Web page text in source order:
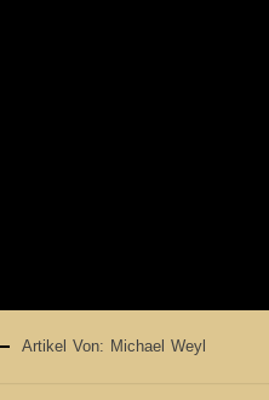
Artikel Von: Michael Weyl